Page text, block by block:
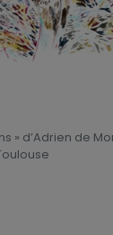
» d’Adrien de